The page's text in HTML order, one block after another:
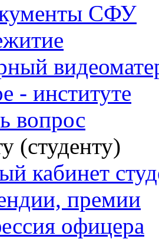
СФУ
- институте
вопрос
(студенту)
кабинет
премии
офицера